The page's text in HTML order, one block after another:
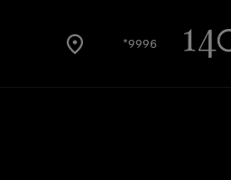
9996*